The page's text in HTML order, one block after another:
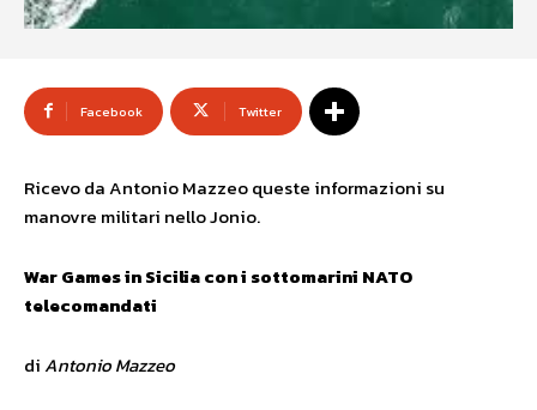
Facebook Twitter
Ricevo da Antonio Mazzeo queste informazioni su
manovre militari nello Jonio.
War Games in Sicilia con i sottomarini NATO
telecomandati
di Antonio Mazzeo